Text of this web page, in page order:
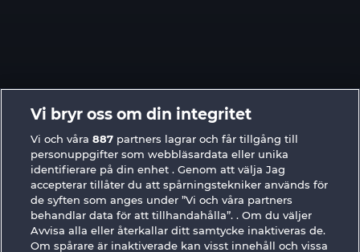
SPELA GRATIS
The Warlocks Book The black Book of Pirates
Vi bryr oss om din integritet
Vi och våra887 partners lagrar och får tillgång till
personuppgifter som webbläsardata eller unika
identifierare på din enhet . Genom att välja Jag
accepterar tillåter du att spårningstekniker används för
de syften som anges under ”Vi och våra partners
behandlar data för att tillhandahålla”. . Om du väljer
Avvisa alla eller återkallar ditt samtycke inaktiveras de.
Om spårare är inaktiverade kan visst innehåll och vissa